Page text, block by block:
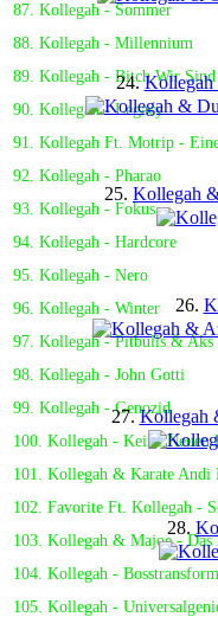
87. Kollegah - Sommer
88. Kollegah - Millennium
89. Kollegah - Bitch Wir
90. Kollegah - Legacy
91. Kollegah Ft. Motrip -
92. Kollegah - Pharao
93. Kollegah - Fokus
94. Kollegah - Hardcore
95. Kollegah - Nero
96. Kollegah - Winter
97. Kollegah - Pitbulls & Aks
98. Kollegah - John Gotti
99. Kollegah - Genozid
100. Kollegah - Keine Neuen
101. Kollegah & Karate
102. Favorite Ft. Kollegah -
103. Kollegah & Majoe -
104. Kollegah -
105. Kollegah -
24.
25. Kollegah
26.
27.Kollegah
28.